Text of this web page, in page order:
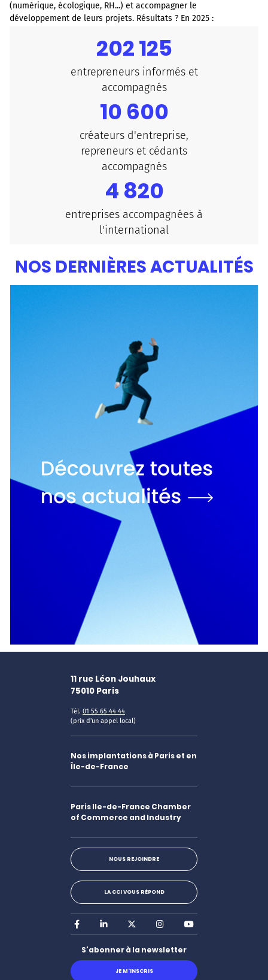
(numérique, écologique, RH...) et accompagner le
développement de leurs projets. Résultats ? En 2025 :
202 125
entrepreneurs informés et
accompagnés
10 600
créateurs d'entreprise,
repreneurs et cédants
accompagnés
4 820
entreprises accompagnées à
l'international
NOS DERNIÈRES ACTUALITÉS
11 rue Léon Jouhaux
75010 Paris
Tél. 01 55 65 44 44
(prix d'un appel local)
Nos implantations à Paris et en
Île-de-France
Paris Ile-de-France Chamber
of Commerce and Industry
NOUS REJOINDRE
LA CCI VOUS RÉPOND
FacebookLinkedIn InstagramYoutube
S'abonner à la newsletter
JE M'INSCRIS